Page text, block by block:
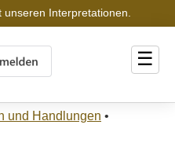
Interpretationen.
☰
und Handlungen •